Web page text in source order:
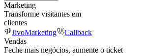
Marketing
Transforme visitantes em
clientes
JivoMarketing
Callback
Vendas
Feche mais negócios, aumente o ticket